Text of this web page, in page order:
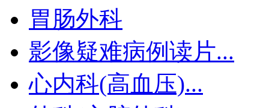
胃肠外科
影像疑难病例读片...
心内科(高血压)...